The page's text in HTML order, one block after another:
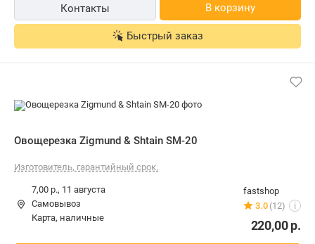
Контакты В корзину
Быстрый заказ
Овощерезка Zigmund & Shtain SM-20
Изготовитель, гарантийный срок.
fastshop
3.0 (12) i
7,00 р., 11 августа
Самовывоз
карта, наличные
220,00р.